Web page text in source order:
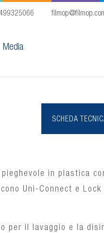
Media
SCHEDA
in plastica
Uni-Connect e Lock
per il lavaggio e la